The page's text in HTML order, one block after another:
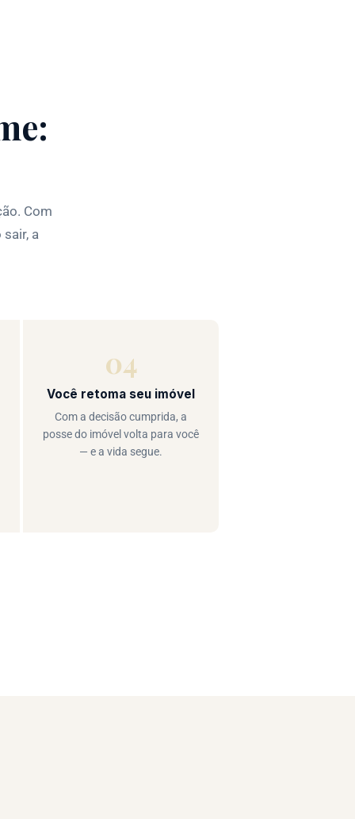
Com
a
04
Você retoma seu imóvel
Com a decisão cumprida, a
posse do imóvel volta para você
— e a vida segue.